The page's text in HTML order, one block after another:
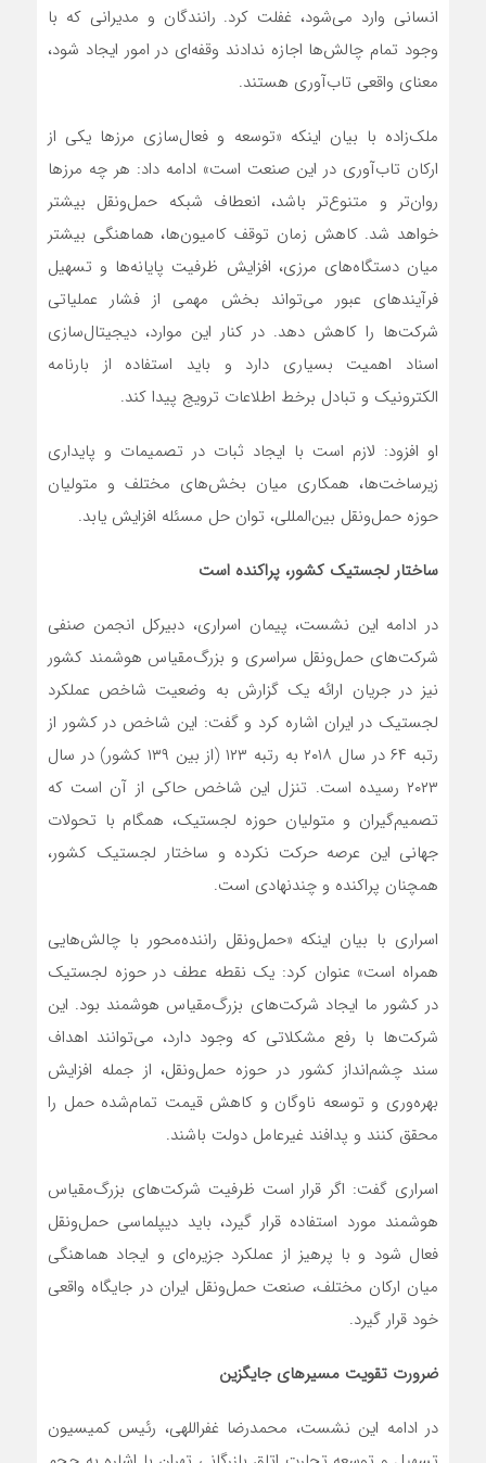
انسانی وارد می‌شود، غفلت کرد. رانندگان و مدیرانی که با
وجود تمام چالش‌ها اجازه ندادند وقفه‌ای در امور ایجاد شود،
معنای واقعی تاب‌آوری هستند.
ملک‌زاده با بیان اینکه «توسعه و فعال‌سازی مرزها یکی از
ارکان تاب‌آوری در این صنعت است» ادامه داد: هر چه مرزها
روان‌تر و متنوع‌تر باشد، انعطاف شبکه حمل‌ونقل بیشتر
خواهد شد. کاهش زمان توقف کامیون‌ها، هماهنگی بیشتر
میان دستگاه‌های مرزی، افزایش ظرفیت پایانه‌ها و تسهیل
فرآیندهای عبور می‌تواند بخش مهمی از فشار عملیاتی
شرکت‌ها را کاهش دهد. در کنار این موارد، دیجیتال‌سازی
اسناد اهمیت بسیاری دارد و باید استفاده از بارنامه
الکترونیک و تبادل برخط اطلاعات ترویج پیدا کند.
او افزود: لازم است با ایجاد ثبات در تصمیمات و پایداری
زیرساخت‌ها، همکاری میان بخش‌های مختلف و متولیان
حوزه حمل‌ونقل بین‌المللی، توان حل مسئله افزایش یابد.
ساختار لجستیک کشور، پراکنده است
در ادامه این نشست، پیمان اسراری، دبیرکل انجمن صنفی
شرکت‌های حمل‌ونقل سراسری و بزرگ‌مقیاس هوشمند کشور
نیز در جریان ارائه یک گزارش به وضعیت شاخص عملکرد
لجستیک در ایران اشاره کرد و گفت: این شاخص در کشور از
رتبه ۶۴ در سال ۲۰۱۸ به رتبه ۱۲۳ (از بین ۱۳۹ کشور) در سال
۲۰۲۳ رسیده است. تنزل این شاخص حاکی از آن است که
تصمیم‌گیران و متولیان حوزه لجستیک، همگام با تحولات
جهانی این عرصه حرکت نکرده و ساختار لجستیک کشور،
همچنان پراکنده و چندنهادی است.
اسراری با بیان اینکه «حمل‌ونقل راننده‌محور با چالش‌هایی
همراه است» عنوان کرد: یک نقطه عطف در حوزه لجستیک
در کشور ما ایجاد شرکت‌های بزرگ‌مقیاس هوشمند بود. این
شرکت‌ها با رفع مشکلاتی که وجود دارد، می‌توانند اهداف
سند چشم‌انداز کشور در حوزه حمل‌ونقل، از جمله افزایش
بهره‌وری و توسعه ناوگان و کاهش قیمت تمام‌شده حمل را
محقق کنند و پدافند غیرعامل دولت باشند.
اسراری گفت: اگر قرار است ظرفیت شرکت‌های بزرگ‌مقیاس
هوشمند مورد استفاده قرار گیرد، باید دیپلماسی حمل‌ونقل
فعال شود و با پرهیز از عملکرد جزیره‌ای و ایجاد هماهنگی
میان ارکان مختلف، صنعت حمل‌ونقل ایران در جایگاه واقعی
خود قرار گیرد.
ضرورت تقویت مسیرهای جایگزین
در ادامه این نشست، محمدرضا غفراللهی، رئیس کمیسیون